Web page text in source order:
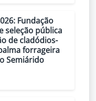
Fundação
seleção pública
de cladódios-
forrageira
Semiárido